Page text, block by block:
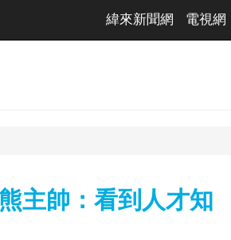
緯來新聞網 電視網
主帥：看到人才知